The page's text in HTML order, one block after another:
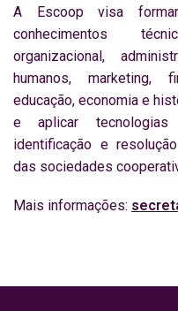
A Escoop visa
conhecimentos
organizacional,
humanos, marketing,
educação, economia e
e aplicar
identificação e
das sociedades
Mais informações: